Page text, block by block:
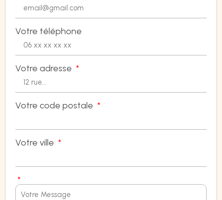
Votre téléphone
Votre adresse
Votre code postale
Votre ville